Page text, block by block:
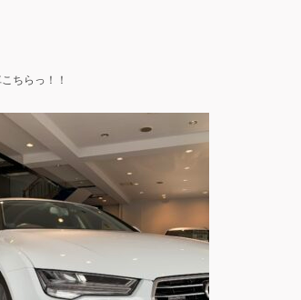
ちらっ！！